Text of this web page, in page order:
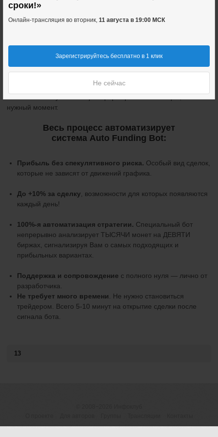
сроки!»
Онлайн-трансляция во вторник, 11 августа в 19:00 МСК
Зарегистрируйтесь бесплатно в 1 клик
Не сейчас
одновременно покупаете на одной бирже и продаёте на
Рост и падение цены взаимно компенсируются
появляется из твёрдых выплат — по правилам самой биржи.
И это не требует многих часов просиживания за компьютером.
нужный момент.
Весь процесс автоматизирует
система Auto Funding Bot:
Прибыль без спекулятивного риска. Особый вид сделок,
которые не зависят от движений графика.
До +10% за сделку , возможности для которых появляются
каждый день!
100%-я автоматизация стратегии. Специальный бот
непрерывно анализирует ТЫСЯЧИ монет на ДЕВЯТИ
биржах, сигнализируя Вам о самых подходящих и
прибыльных вариантах.
Поддержка и сопровождение с полного нуля — лично от
разработчика.
Не требует много времени . Не нужно становиться
трейдером. Всего 5-10 минут на открытие сделки после
сигнала бота.
13